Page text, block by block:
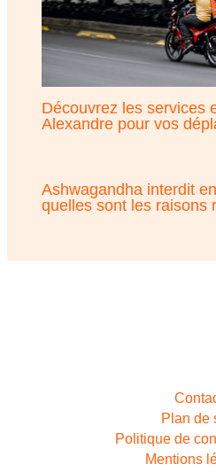
Découvrez les services
Alexandre pour vos
Ashwagandha interdit
quelles sont les raisons
Plan de
Politique de
Mentions